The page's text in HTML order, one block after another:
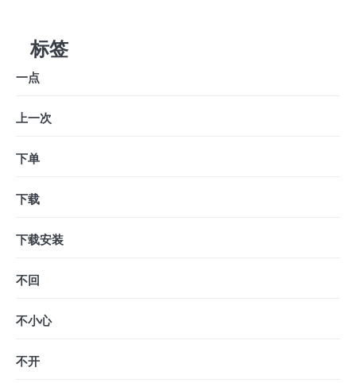
标签
一点
上一次
下单
下载
下载安装
不回
不小心
不开